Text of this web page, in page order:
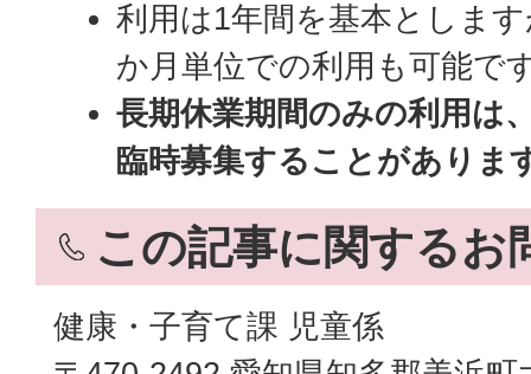
利用は1年間を基本としま
か月単位での利用も可能で
長期休業期間のみの利用は
臨時募集することがありま
この記事に関するお
健康・子育て課 児童係